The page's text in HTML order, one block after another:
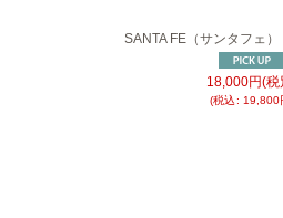
SANTA FE（サンタフェ
18,000円(税
(税込 : 19,800